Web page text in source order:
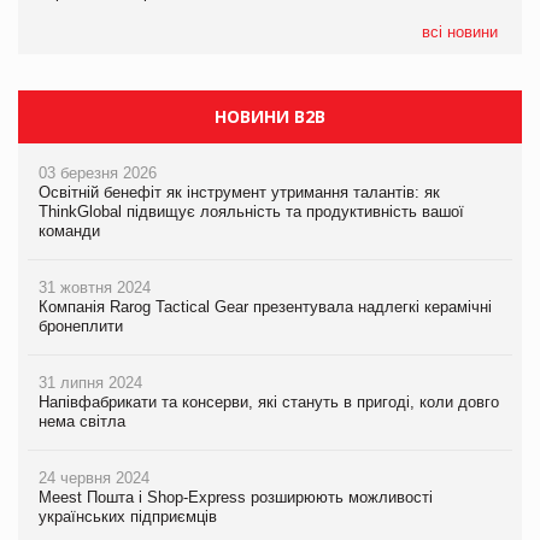
всі новини
НОВИНИ B2B
03 березня 2026
Освітній бенефіт як інструмент утримання талантів: як
ThinkGlobal підвищує лояльність та продуктивність вашої
команди
31 жовтня 2024
Компанія Rarog Tactical Gear презентувала надлегкі керамічні
бронеплити
31 липня 2024
Напівфабрикати та консерви, які стануть в пригоді, коли довго
нема світла
24 червня 2024
Meest Пошта і Shop-Express розширюють можливості
українських підприємців